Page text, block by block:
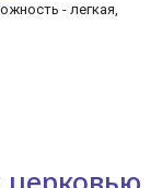
- легкая,